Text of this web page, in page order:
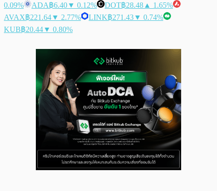
0.09%
ADA฿6.40▼ 0.12% DOT฿28.48 ▲ 1.65%
AVAX฿221.64▼ 2.77% LINK฿271.43▼ 0.74%
KUB฿20.44▼ 0.80%